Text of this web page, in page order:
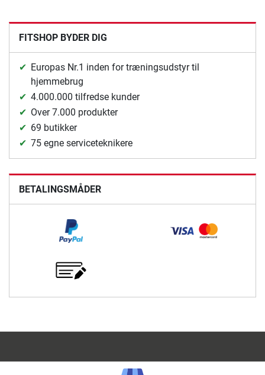
FITSHOP BYDER DIG
Europas Nr.1 inden for træningsudstyr til
hjemmebrug
4.000.000 tilfredse kunder
Over 7.000 produkter
69 butikker
75 egne serviceteknikere
BETALINGSMÅDER